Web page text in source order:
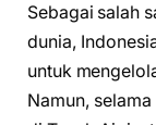
Sebagai salah
dunia,
untuk
Namun,